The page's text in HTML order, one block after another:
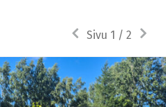
Edellinen
Sivu 1 / 2